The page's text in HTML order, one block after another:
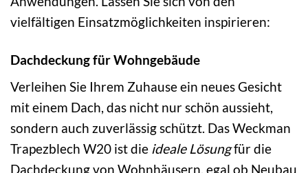
vielfältigen Einsatzmöglichkeiten inspirieren:
Dachdeckung für Wohngebäude
Verleihen Sie Ihrem Zuhause ein neues Gesicht
mit einem Dach, das nicht nur schön aussieht,
sondern auch zuverlässig schützt. Das Weckman
Trapezblech W20 ist die ideale Lösungfür die
Dachdeckung von Wohnhäusern, egal ob Neubau